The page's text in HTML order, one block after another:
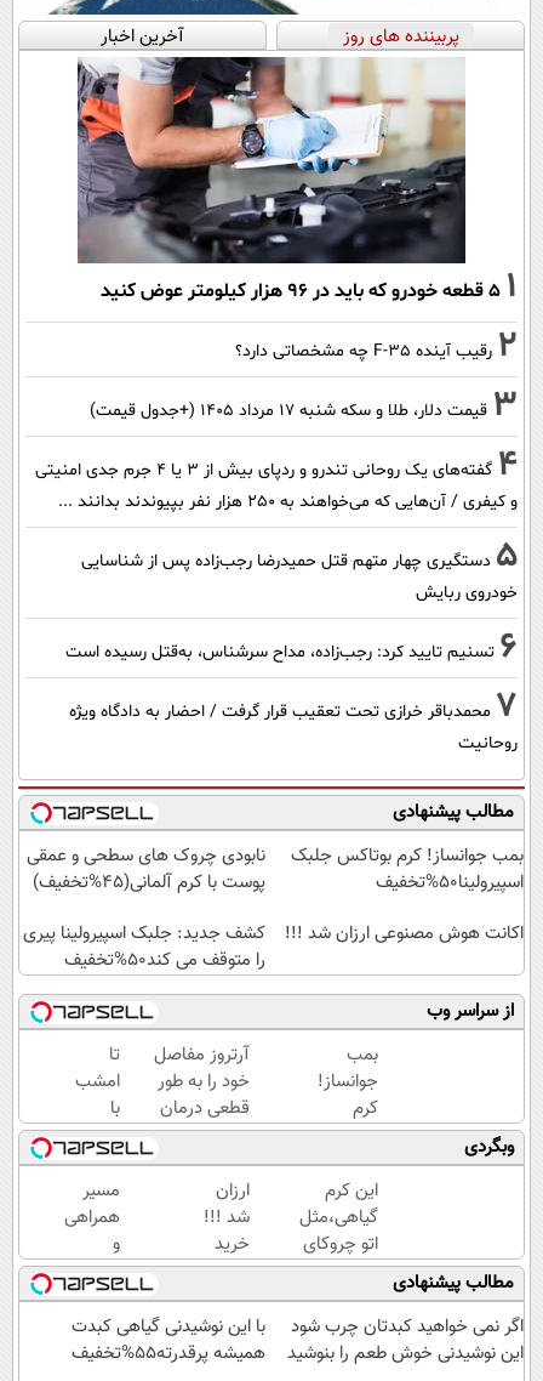
پربیننده های روز آخرین اخبار
1 ۵ قطعه خودرو که باید در ۹۶ هزار کیلومتر عوض کنید
2 رقیب آینده F-35 چه مشخصاتی دارد؟
3 قیمت دلار، طلا و سکه شنبه ۱۷ مرداد ۱۴۰۵ (+جدول قیمت)
4
گفته‌های یک روحانی تندرو و ردپای بیش از ۳ یا ۴ جرم جدی امنیتی
و کیفری / آن‌هایی که می‌خواهند به ۲۵۰ هزار نفر بپیوندند بدانند ...
5 دستگیری چهار متهم قتل حمیدرضا رجب‌زاده پس از شناسایی
خودروی ربایش
6 تسنیم تایید کرد: رجب‌زاده، مداح سرشناس، به‌قتل رسیده است
7 محمدباقر خرازی تحت تعقیب قرار گرفت / احضار به دادگاه ویژه
روحانیت
مطالب پیشنهادی
بمب جوانساز! کرم بوتاکس جلبک
اسپیرولینا50%تخفیف
نابودی چروک های سطحی و عمقی
پوست با کرم آلمانی(45%تخفیف)
اکانت هوش مصنوعی ارزان شد !!!
کشف جدید: جلبک اسپیرولینا پیری
را متوقف می کند50%تخفیف
از سراسر وب
بمب
جوانساز!
کرم
بوتاکس
جلبک
اسپیرولینا50%تخفیف
آرتروز مفاصل
خود را به طور
قطعی درمان
کنید!
◗پرسش‌نامه◖
تا
امشب
با
تخفیف
ویژه
برای
همیشه
تیرگی
های
پوستت
رو از
بین ببر
وبگردی
این کرم
گیاهی،مثل
اتو چروکای
پوستتوصاف
میکنه!50%تخفیف
ارزان
شد !!!
خرید
اکانت
کلاد با
تخفیف
ویژه
مسیر
همراهی
و
گزارش
عملکرد
گروه
اسنپ
مطالب پیشنهادی
اگر نمی خواهید کبدتان چرب شود
این نوشیدنی خوش طعم را بنوشید
با این نوشیدنی گیاهی کبدت
همیشه پرقدرته55%تخفیف